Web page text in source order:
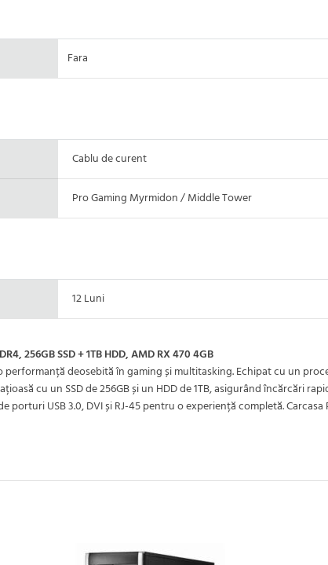
Fara
Cablu de curent
Pro Gaming Myrmidon / Middle Tower
12 Luni
256GB SSD + 1TB HDD, AMD RX 470 4GB
deosebită în gaming și multitasking. Echipat cu un
cu un SSD de 256GB și un HDD de 1TB, asigurând încărcări
porturi USB 3.0, DVI și RJ-45 pentru o experiență completă.